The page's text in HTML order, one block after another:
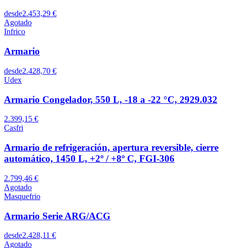
desde2.453,29 €
Agotado
Infrico
Armario
desde2.428,70 €
Udex
Armario Congelador, 550 L, -18 a -22 °C, 2929.032
2.399,15 €
Casfri
Armario de refrigeración, apertura reversible, cierre
automático, 1450 L, +2º / +8º C, FGI-306
2.799,46 €
Agotado
Masquefrio
Armario Serie ARG/ACG
desde2.428,11 €
Agotado